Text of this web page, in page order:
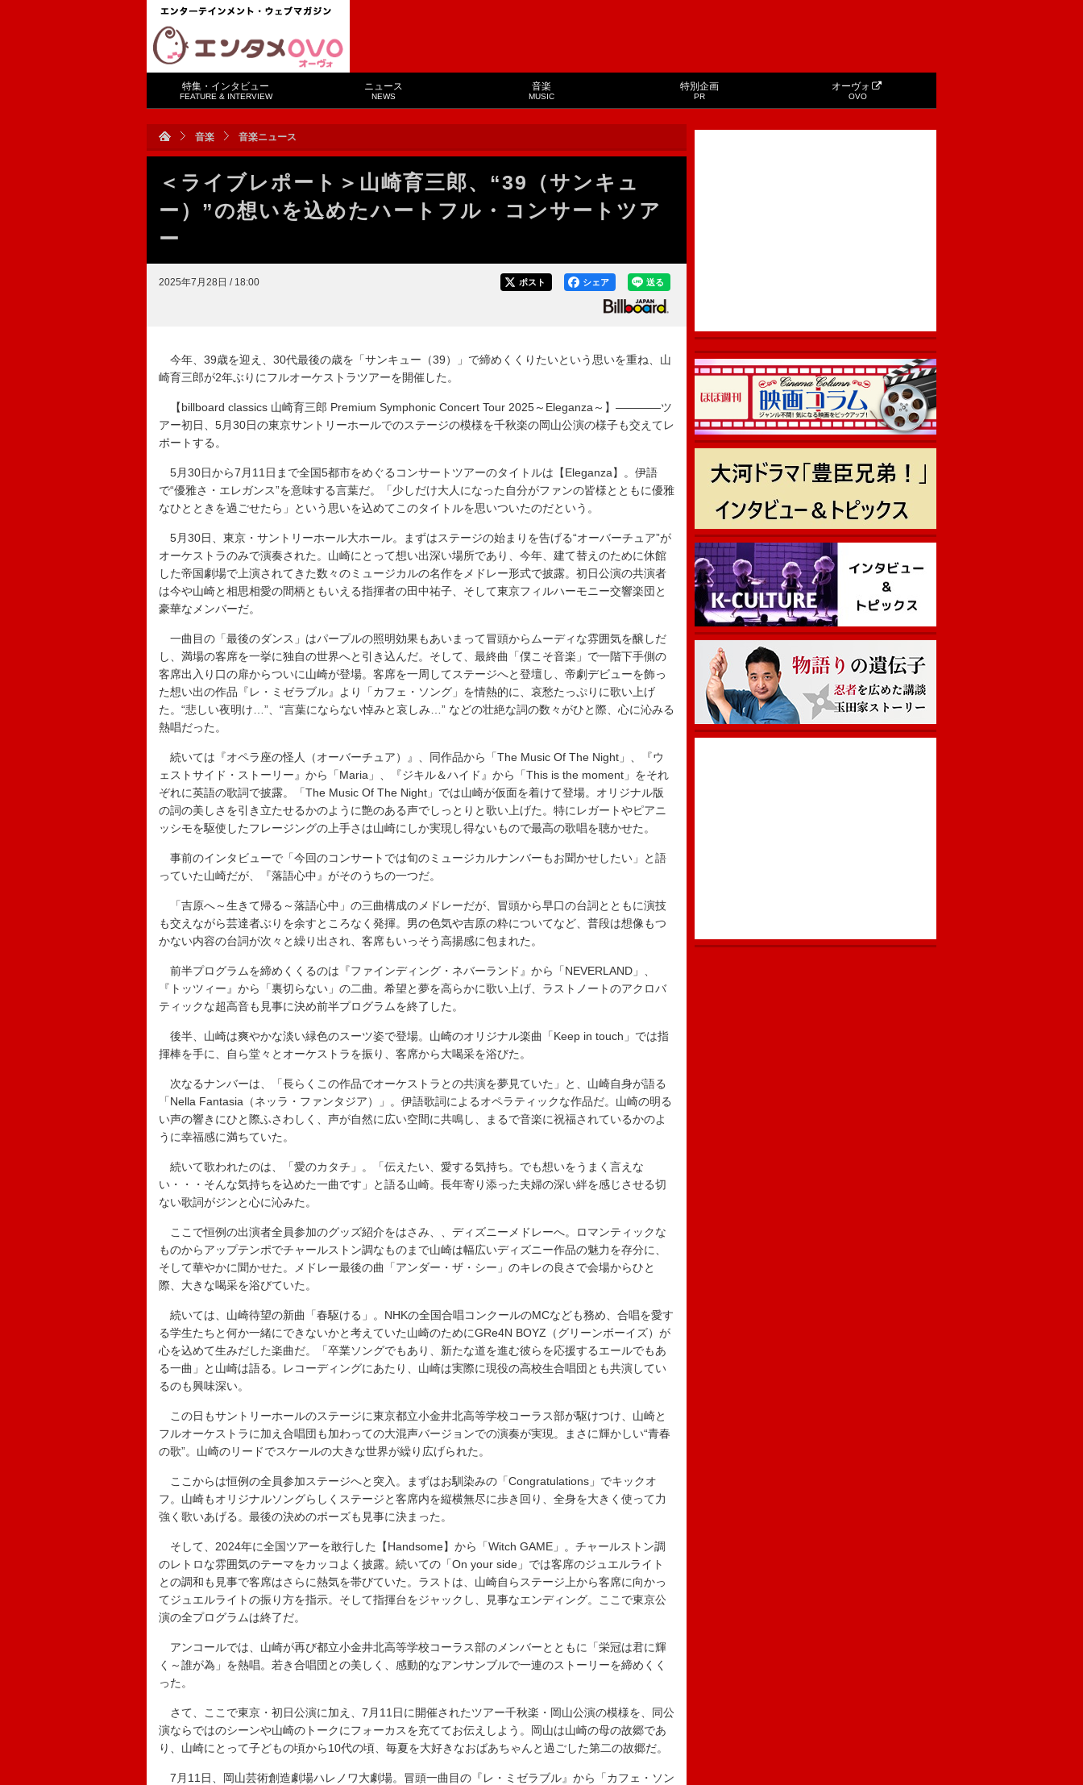
特集・インタビュー
FEATURE & INTERVIEW
ニュース
NEWS
音楽
MUSIC
特別企画
PR
オーヴォ
OVO
音楽 音楽ニュース
＜ライブレポート＞山崎育三郎、“39（サンキュ
ー）”の想いを込めたハートフル・コンサートツア
ー
2025年7月28日 / 18:00 送る
シェア
ポスト
今年、39歳を迎え、30代最後の歳を「サンキュー（39）」で締めくくりたいという思いを重ね、山
崎育三郎が2年ぶりにフルオーケストラツアーを開催した。
【billboard classics 山崎育三郎 Premium Symphonic Concert Tour 2025～Eleganza～】――――ツ
アー初日、5月30日の東京サントリーホールでのステージの模様を千秋楽の岡山公演の様子も交えてレ
ポートする。
5月30日から7月11日まで全国5都市をめぐるコンサートツアーのタイトルは【Eleganza】。伊語
で“優雅さ・エレガンス”を意味する言葉だ。「少しだけ大人になった自分がファンの皆様とともに優雅
なひとときを過ごせたら」という思いを込めてこのタイトルを思いついたのだという。
5月30日、東京・サントリーホール大ホール。まずはステージの始まりを告げる“オーバーチュア”が
オーケストラのみで演奏された。山崎にとって想い出深い場所であり、今年、建て替えのために休館
した帝国劇場で上演されてきた数々のミュージカルの名作をメドレー形式で披露。初日公演の共演者
は今や山崎と相思相愛の間柄ともいえる指揮者の田中祐子、そして東京フィルハーモニー交響楽団と
豪華なメンバーだ。
一曲目の「最後のダンス」はパープルの照明効果もあいまって冒頭からムーディな雰囲気を醸しだ
し、満場の客席を一挙に独自の世界へと引き込んだ。そして、最終曲「僕こそ音楽」で一階下手側の
客席出入り口の扉からついに山崎が登場。客席を一周してステージへと登壇し、帝劇デビューを飾っ
た想い出の作品『レ・ミゼラブル』より「カフェ・ソング」を情熱的に、哀愁たっぷりに歌い上げ
た。“悲しい夜明け…”、“言葉にならない悼みと哀しみ…” などの壮絶な詞の数々がひと際、心に沁みる
熱唱だった。
続いては『オペラ座の怪人（オーバーチュア）』、同作品から「The Music Of The Night」、『ウ
ェストサイド・ストーリー』から「Maria」、『ジキル＆ハイド』から「This is the moment」をそれ
ぞれに英語の歌詞で披露。「The Music Of The Night」では山崎が仮面を着けて登場。オリジナル版
の詞の美しさを引き立たせるかのように艶のある声でしっとりと歌い上げた。特にレガートやピアニ
ッシモを駆使したフレージングの上手さは山崎にしか実現し得ないもので最高の歌唱を聴かせた。
事前のインタビューで「今回のコンサートでは旬のミュージカルナンバーもお聞かせしたい」と語
っていた山崎だが、『落語心中』がそのうちの一つだ。
「吉原へ～生きて帰る～落語心中」の三曲構成のメドレーだが、冒頭から早口の台詞とともに演技
も交えながら芸達者ぶりを余すところなく発揮。男の色気や吉原の粋についてなど、普段は想像もつ
かない内容の台詞が次々と繰り出され、客席もいっそう高揚感に包まれた。
前半プログラムを締めくくるのは『ファインディング・ネバーランド』から「NEVERLAND」、
『トッツィー』から「裏切らない」の二曲。希望と夢を高らかに歌い上げ、ラストノートのアクロバ
ティックな超高音も見事に決め前半プログラムを終了した。
後半、山崎は爽やかな淡い緑色のスーツ姿で登場。山崎のオリジナル楽曲「Keep in touch」では指
揮棒を手に、自ら堂々とオーケストラを振り、客席から大喝采を浴びた。
次なるナンバーは、「長らくこの作品でオーケストラとの共演を夢見ていた」と、山崎自身が語る
「Nella Fantasia（ネッラ・ファンタジア）」。伊語歌詞によるオペラティックな作品だ。山崎の明る
い声の響きにひと際ふさわしく、声が自然に広い空間に共鳴し、まるで音楽に祝福されているかのよ
うに幸福感に満ちていた。
続いて歌われたのは、「愛のカタチ」。「伝えたい、愛する気持ち。でも想いをうまく言えな
い・・・そんな気持ちを込めた一曲です」と語る山崎。長年寄り添った夫婦の深い絆を感じさせる切
ない歌詞がジンと心に沁みた。
ここで恒例の出演者全員参加のグッズ紹介をはさみ、、ディズニーメドレーへ。ロマンティックな
ものからアップテンポでチャールストン調なものまで山崎は幅広いディズニー作品の魅力を存分に、
そして華やかに聞かせた。メドレー最後の曲「アンダー・ザ・シー」のキレの良さで会場からひと
際、大きな喝采を浴びていた。
続いては、山崎待望の新曲「春駆ける」。NHKの全国合唱コンクールのMCなども務め、合唱を愛す
る学生たちと何か一緒にできないかと考えていた山崎のためにGRe4N BOYZ（グリーンボーイズ）が
心を込めて生みだした楽曲だ。「卒業ソングでもあり、新たな道を進む彼らを応援するエールでもあ
る一曲」と山崎は語る。レコーディングにあたり、山崎は実際に現役の高校生合唱団とも共演してい
るのも興味深い。
この日もサントリーホールのステージに東京都立小金井北高等学校コーラス部が駆けつけ、山崎と
フルオーケストラに加え合唱団も加わっての大混声バージョンでの演奏が実現。まさに輝かしい“青春
の歌”。山崎のリードでスケールの大きな世界が繰り広げられた。
ここからは恒例の全員参加ステージへと突入。まずはお馴染みの「Congratulations」でキックオ
フ。山崎もオリジナルソングらしくステージと客席内を縦横無尽に歩き回り、全身を大きく使って力
強く歌いあげる。最後の決めのポーズも見事に決まった。
そして、2024年に全国ツアーを敢行した【Handsome】から「Witch GAME」。チャールストン調
のレトロな雰囲気のテーマをカッコよく披露。続いての「On your side」では客席のジュエルライト
との調和も見事で客席はさらに熱気を帯びていた。ラストは、山崎自らステージ上から客席に向かっ
てジュエルライトの振り方を指示。そして指揮台をジャックし、見事なエンディング。ここで東京公
演の全プログラムは終了だ。
アンコールでは、山崎が再び都立小金井北高等学校コーラス部のメンバーとともに「栄冠は君に輝
く～誰が為」を熱唱。若き合唱団との美しく、感動的なアンサンブルで一連のストーリーを締めくく
った。
さて、ここで東京・初日公演に加え、7月11日に開催されたツアー千秋楽・岡山公演の模様を、同公
演ならではのシーンや山崎のトークにフォーカスを充ててお伝えしよう。岡山は山崎の母の故郷であ
り、山崎にとって子どもの頃から10代の頃、毎夏を大好きなおばあちゃんと過ごした第二の故郷だ。
7月11日、岡山芸術創造劇場ハレノワ大劇場。冒頭一曲目の『レ・ミゼラブル』から「カフェ・ソン